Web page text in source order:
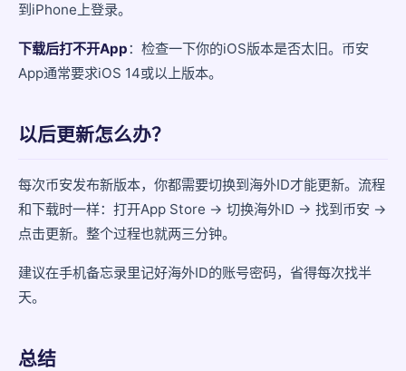
到iPhone上登录。
下载后打不开App：检查一下你的iOS版本是否太旧。币安
App通常要求iOS 14或以上版本。
以后更新怎么办？
每次币安发布新版本，你都需要切换到海外ID才能更新。流程
和下载时一样：打开App Store → 切换海外ID → 找到币安 →
点击更新。整个过程也就两三分钟。
建议在手机备忘录里记好海外ID的账号密码，省得每次找半
天。
总结